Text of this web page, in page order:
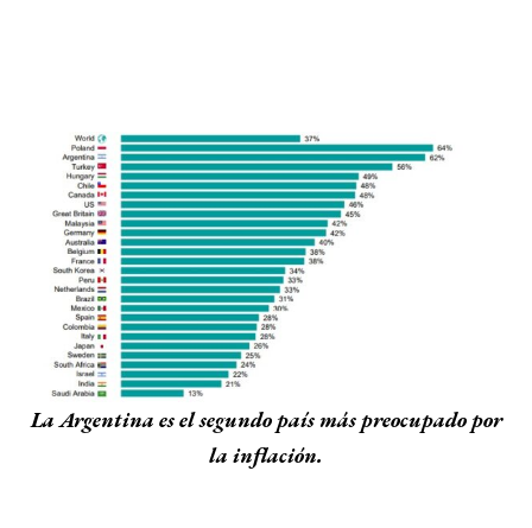
La Argentina es el segundo país más preocupado por
la inflación.